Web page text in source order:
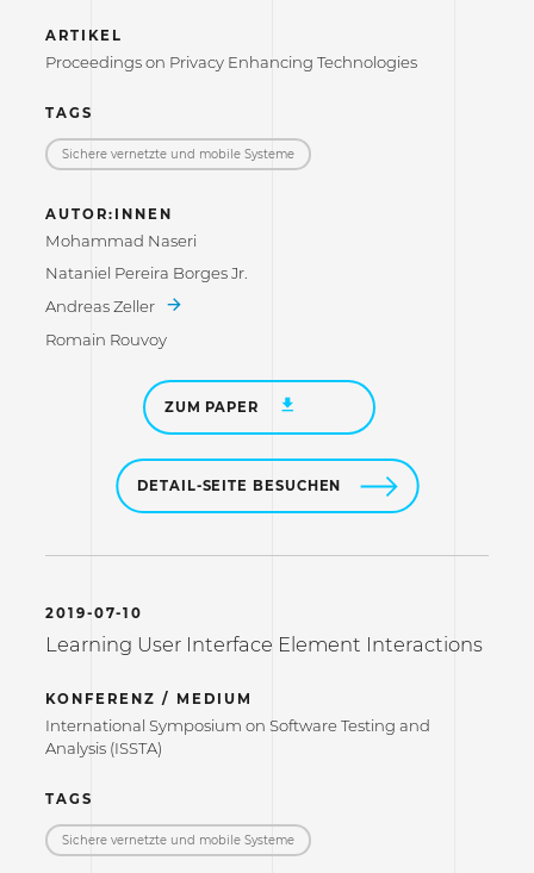
ARTIKEL
Proceedings on Privacy Enhancing Technologies
TAGS
Sichere vernetzte und mobile Systeme
AUTOR:INNEN
Mohammad Naseri
Nataniel Pereira Borges Jr.
Andreas Zeller
Romain Rouvoy
ZUM PAPER
DETAIL-SEITE BESUCHEN
2019-07-10
Learning User Interface Element Interactions
KONFERENZ / MEDIUM
International Symposium on Software Testing and
Analysis (ISSTA)
TAGS
Sichere vernetzte und mobile Systeme